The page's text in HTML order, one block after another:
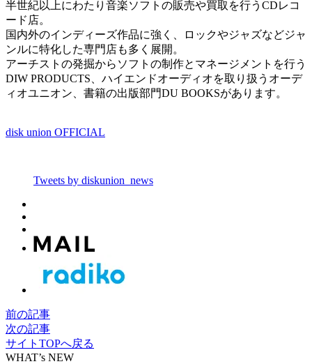
半世紀以上にわたり音楽ソフトの販売や買取を行うCDレコ
ード店。
国内外のインディーズ作品に強く、ロックやジャズなどジャ
ンルに特化した専門店も多く展開。
アーチストの発掘からソフトの制作とマネージメントを行う
DIW PRODUCTS、ハイエンドオーディオを取り扱うオーデ
ィオユニオン、書籍の出版部門DU BOOKSがあります。
disk union OFFICIAL
Tweets by diskunion_news
前の記事
次の記事
サイトTOPへ戻る
WHAT’s NEW